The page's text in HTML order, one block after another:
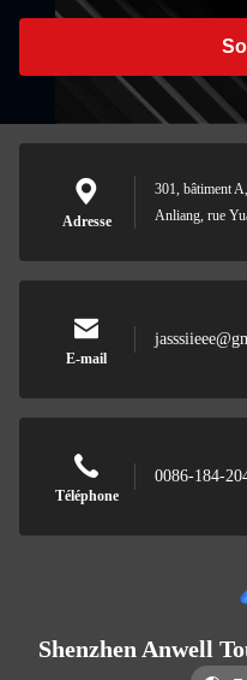
Adresse
301, bâtiment
Anliang, rue
E-mail
Téléphone
0086-184-
Shenzhen Anwell